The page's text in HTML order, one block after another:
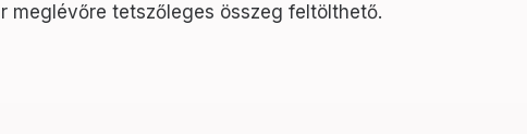
meglévőre tetszőleges összeg feltölthető.